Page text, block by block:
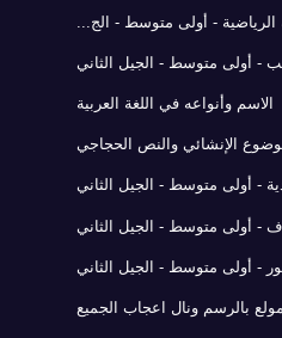
- أولى متوسط - الج...
أولى متوسط - الجيل الثاني
الاسم وأنواعه في اللغة العربية
الإنشائي والنص الحجاجي
- أولى متوسط - الجيل الثاني
- أولى متوسط - الجيل الثاني
- أولى متوسط - الجيل الثاني
بالرسم ونال اعجاب الجميع